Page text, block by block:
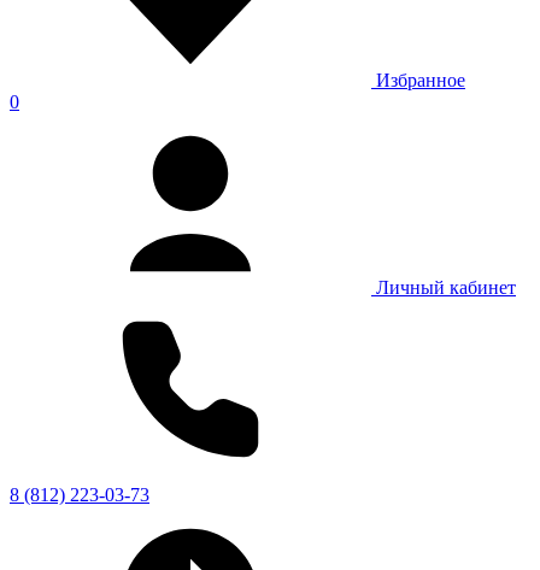
Избранное
0
Личный кабинет
8 (812) 223-03-73